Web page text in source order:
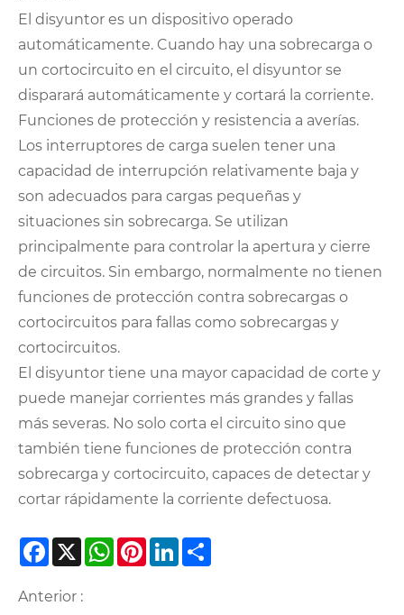
El disyuntor es un dispositivo operado
automáticamente. Cuando hay una sobrecarga o
un cortocircuito en el circuito, el disyuntor se
disparará automáticamente y cortará la corriente.
Funciones de protección y resistencia a averías.
Los interruptores de carga suelen tener una
capacidad de interrupción relativamente baja y
son adecuados para cargas pequeñas y
situaciones sin sobrecarga. Se utilizan
principalmente para controlar la apertura y cierre
de circuitos. Sin embargo, normalmente no tienen
funciones de protección contra sobrecargas o
cortocircuitos para fallas como sobrecargas y
cortocircuitos.
El disyuntor tiene una mayor capacidad de corte y
puede manejar corrientes más grandes y fallas
más severas. No solo corta el circuito sino que
también tiene funciones de protección contra
sobrecarga y cortocircuito, capaces de detectar y
cortar rápidamente la corriente defectuosa.
Facebook
X WhatsApp
PinterestLinkedIn
Anterior :